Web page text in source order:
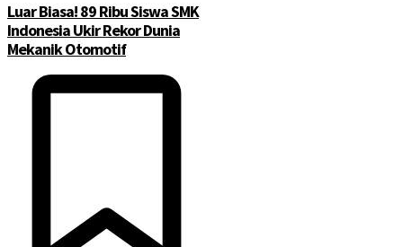
Luar Biasa! 89 Ribu Siswa SMK
Indonesia Ukir Rekor Dunia
Mekanik Otomotif